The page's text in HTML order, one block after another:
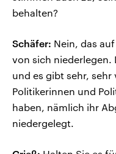
behalten?
Schäfer: Nein, das
von sich niederlegen.
und es gibt sehr, sehr
Politikerinnen und
haben, nämlich ihr
niedergelegt.